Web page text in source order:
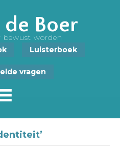
Boer
bewust worden
Luisterboek
vragen